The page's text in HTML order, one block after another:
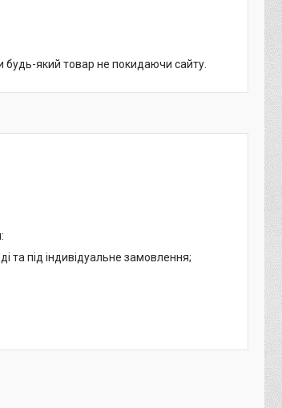
будь-який товар не покидаючи сайту.
та під індивідуальне замовлення;